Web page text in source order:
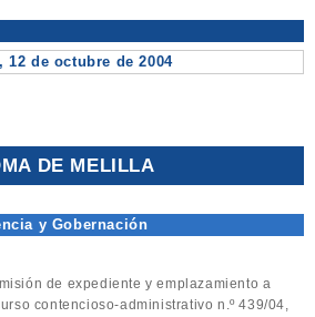
12 de octubre de 2004
DE MELILLA
y Gobernación
de expediente y emplazamiento a
contencioso-administrativo n.º 439/04,